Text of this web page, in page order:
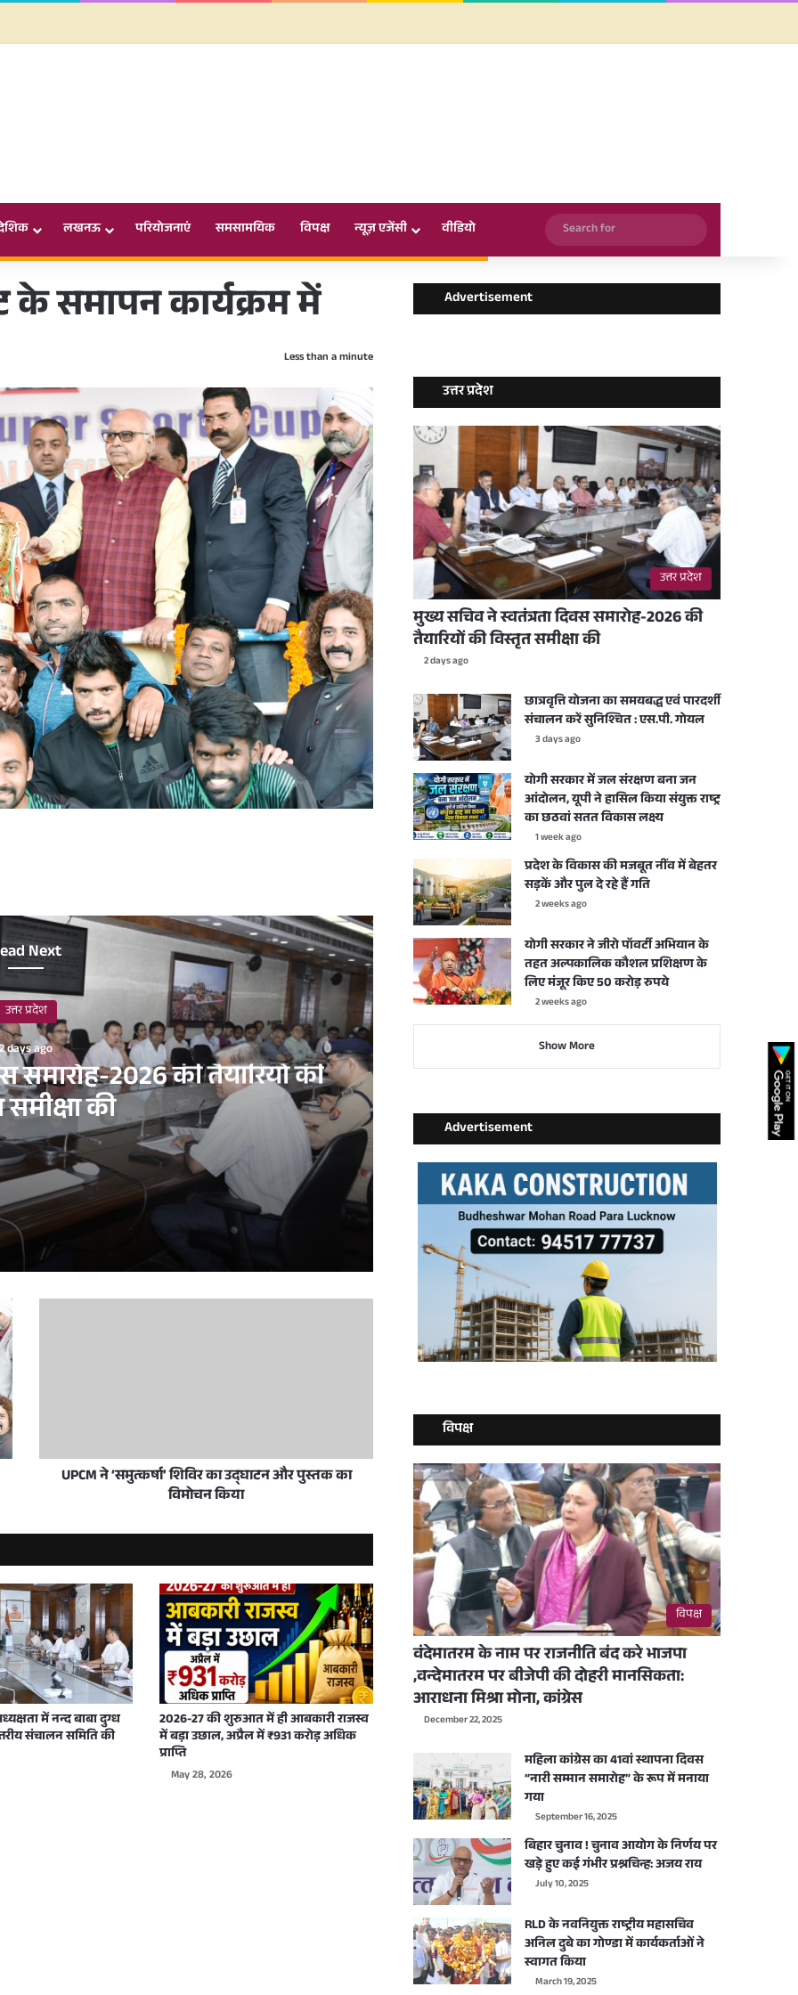
लखनऊ परियोजनाएं समसामयिक विपक्ष न्यूज़ एजेंसी वीडियो
Search
for
के समापन कार्यक्रम में
Less than a minute
Next
उत्तर प्रदेश
2 days ago
2026 की तैयारियों की
की
की विस्तृत समीक्षा की
सुनिश्चित : एस.पी. गोयल
किया संयुक्त राष्ट्र का छठवां सतत विकास लक्ष्य
दे रहे हैं गति
कौशल प्रशिक्षण के लिए मंजूर किए 50 करोड़ रुपये
पहले ग्रीन स्किल्स एवं एप्लाइड एआई सेंटर का शुभारंभ’
UPCM ने ‘समुत्कर्षा’ शिविर का उद्घाटन और पुस्तक का
विमोचन किया
में नन्द बाबा दुग्ध
संचालन समिति की
2026-27 की शुरुआत में ही आबकारी राजस्व
में बड़ा उछाल, अप्रैल में ₹931 करोड़ अधिक
प्राप्ति
May 28, 2026
Advertisement
उत्तर प्रदेश
उत्तर प्रदेश
मुख्य सचिव ने स्वतंत्रता दिवस समारोह-2026 की
तैयारियों की विस्तृत समीक्षा की
2 days ago
छात्रवृत्ति योजना का समयबद्ध एवं पारदर्शी
संचालन करें सुनिश्चित : एस.पी. गोयल
3 days ago
योगी सरकार में जल संरक्षण बना जन
आंदोलन, यूपी ने हासिल किया संयुक्त राष्ट्र
का छठवां सतत विकास लक्ष्य
1 week ago
प्रदेश के विकास की मजबूत नींव में बेहतर
सड़कें और पुल दे रहे हैं गति
2 weeks ago
योगी सरकार ने जीरो पॉवर्टी अभियान के
तहत अल्पकालिक कौशल प्रशिक्षण के
लिए मंजूर किए 50 करोड़ रुपये
2 weeks ago
Show More
Advertisement
विपक्ष
विपक्ष
वंदेमातरम के नाम पर राजनीति बंद करे भाजपा
,वन्देमातरम पर बीजेपी की दोहरी मानसिकता:
आराधना मिश्रा मोना, कांग्रेस
December 22, 2025
महिला कांग्रेस का 41वां स्थापना दिवस
“नारी सम्मान समारोह” के रूप में मनाया
गया
September 16, 2025
बिहार चुनाव ! चुनाव आयोग के निर्णय पर
खड़े हुए कई गंभीर प्रश्नचिन्ह: अजय राय
July 10, 2025
RLD के नवनियुक्त राष्ट्रीय महासचिव
अनिल दुबे का गोण्डा में कार्यकर्ताओं ने
स्वागत किया
March 19, 2025